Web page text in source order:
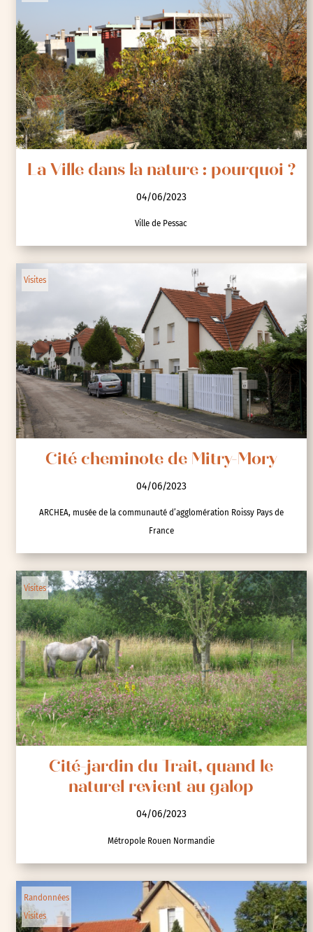
La Ville dans la nature : pourquoi ?
04/06/2023
Ville de Pessac
Visites
Cité cheminote de Mitry-Mory
04/06/2023
ARCHEA, musée de la communauté d’agglomération Roissy Pays de
France
Visites
Cité-jardin du Trait, quand le
naturel revient au galop
04/06/2023
Métropole Rouen Normandie
Randonnées
Visites